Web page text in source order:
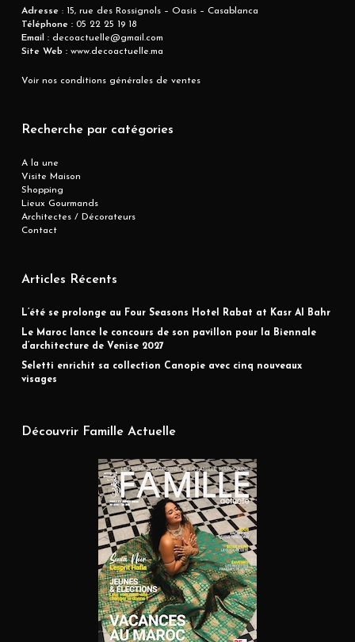
Adresse : 15, rue des Rossignols – Oasis – Casablanca
Téléphone :05 22 25 19 18
Email :decoactuelle@gmail.com
Site Web :www.decoactuelle.ma
Voir nos conditions générales de ventes
Recherche par catégories
A la une
Visite Maison
Shopping
Lieux Gourmands
Architectes / Décorateurs
Contact
Articles Récents
L’été se prolonge au Four Seasons Hotel Rabat at Kasr Al Bahr
Le Maroc lance le concours de son pavillon pour la Biennale
d’architecture de Venise 2027
Seletti enrichit sa collection Canopie avec cinq nouveaux
visages
Découvrir Famille Actuelle